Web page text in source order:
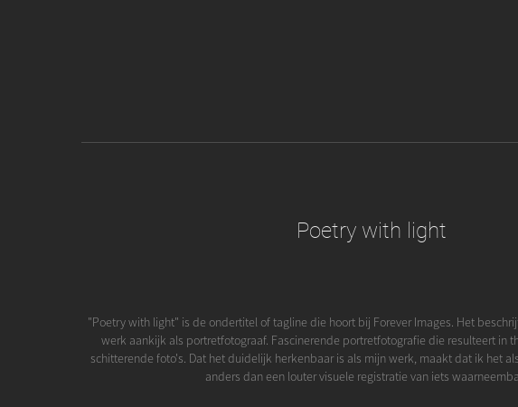
Poetry with light
"Poetry with light" is de ondertitel of tagline die hoort bij Forever Images. Het
werk aankijk als portretfotograaf. Fascinerende portretfotografie die resulteert in
schitterende foto's. Dat het duidelijk herkenbaar is als mijn werk, maakt dat ik het
anders dan een louter visuele registratie van iets